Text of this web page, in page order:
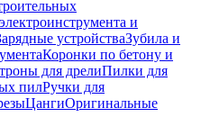
и
устройстваЗубила и
Коронки по бетону и
для дрелиПилки для
пилРучки для
ЦангиОригинальные